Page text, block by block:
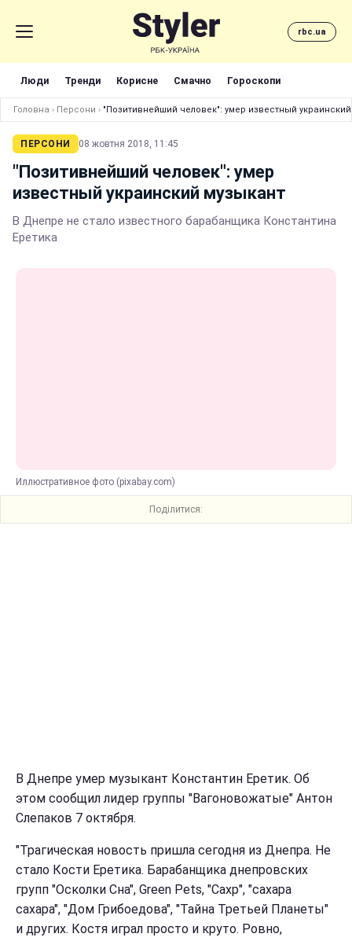
rbc.ua
Люди Тренди Корисне Смачно Гороскопи
Головна › Персони › "Позитивнейший человек": умер известный
ПЕРСОНИ 08 жовтня 2018, 11:45
"Позитивнейший человек": умер
известный украинский музыкант
В Днепре не стало известного барабанщика Константина
Еретика
Иллюстративное фото (pixabay.com)
Поділитися:
В Днепре умер музыкант Константин Еретик. Об
этом сообщил лидер группы "Вагоновожатые" Антон
Слепаков 7 октября.
"Трагическая новость пришла сегодня из Днепра. Не
стало Кости Еретика. Барабанщика днепровских
групп "Осколки Сна", Green Pets, "Сахр", "сахара
сахара", "Дом Грибоедова", "Тайна Третьей Планеты"
и других. Костя играл просто и круто. Ровно,